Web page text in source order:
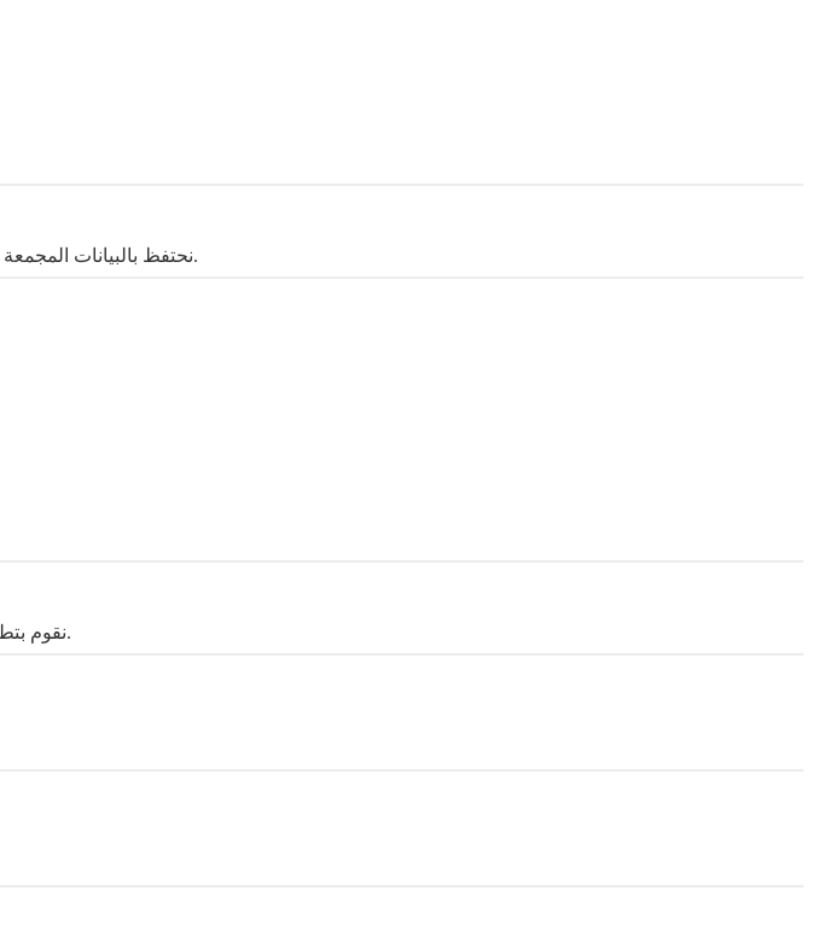
نحتفظ بالبيانات المجمعةلتحقيق الأغراض الموضحة في هذه السياسة أو للامتثال للالتزامات القانونية.
نقوم بتطبيق تدابير تقنية وتنظيمية مناسبة لحماية بياناتك ضد الوصول غير المصرح به أو الفقدان أو سوء الاستخدام.